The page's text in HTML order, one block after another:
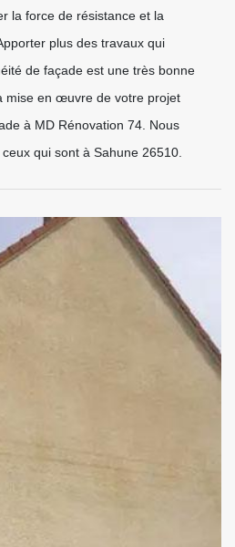
la force de résistance et la
plus des travaux qui
de façade est une très bonne
mise en œuvre de votre projet
à MD Rénovation 74. Nous
qui sont à Sahune 26510.